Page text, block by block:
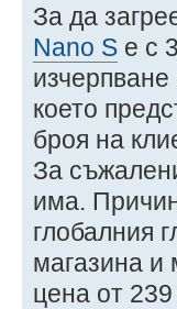
За да
Nano S е с
което
броя на
За
има.
глобалния
магазина и
цена от